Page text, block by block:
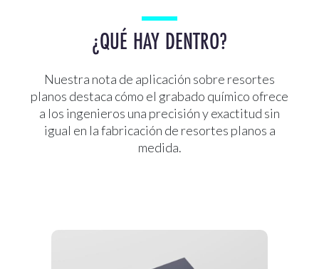
¿QUÉ HAY DENTRO?
Nuestra nota de aplicación sobre resortes
planos destaca cómo el grabado químico ofrece
a los ingenieros una precisión y exactitud sin
igual en la fabricación de resortes planos a
medida.